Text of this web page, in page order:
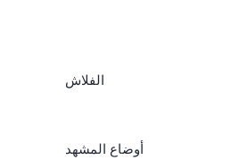
الفلاش
أوضاع المشهد